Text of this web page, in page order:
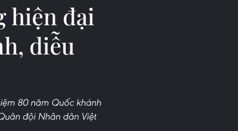
hiện đại
diễu
80 năm Quốc khánh
đội Nhân dân Việt